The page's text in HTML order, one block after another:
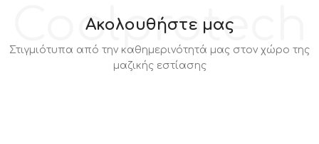
Coolprotech
Ακολουθήστε μας
Στιγμιότυπα από την καθημερινότητά μας στον χώρο της
μαζικής εστίασης